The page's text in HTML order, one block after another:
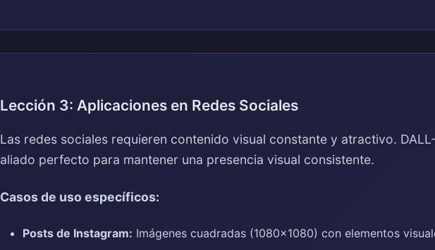
Lección 3: Aplicaciones en Redes Sociales
Las redes sociales requieren contenido visual constante y atractivo.
aliado perfecto para mantener una presencia visual consistente.
Casos de uso específicos:
Posts de Instagram: Imágenes cuadradas (1080x1080) con elementos